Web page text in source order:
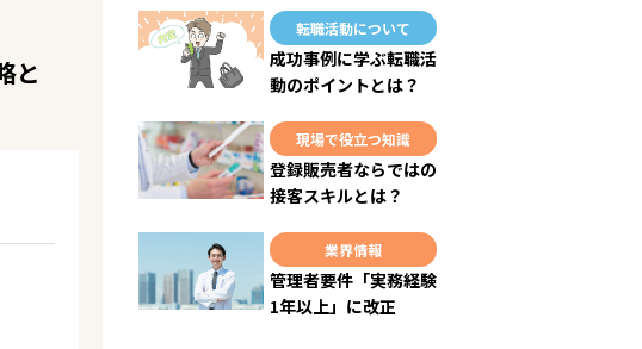
と
転職活動について
成功事例に学ぶ転職活
動のポイントとは？
現場で役立つ知識
登録販売者ならではの
接客スキルとは？
業界情報
管理者要件「実務経験
1年以上」に改正